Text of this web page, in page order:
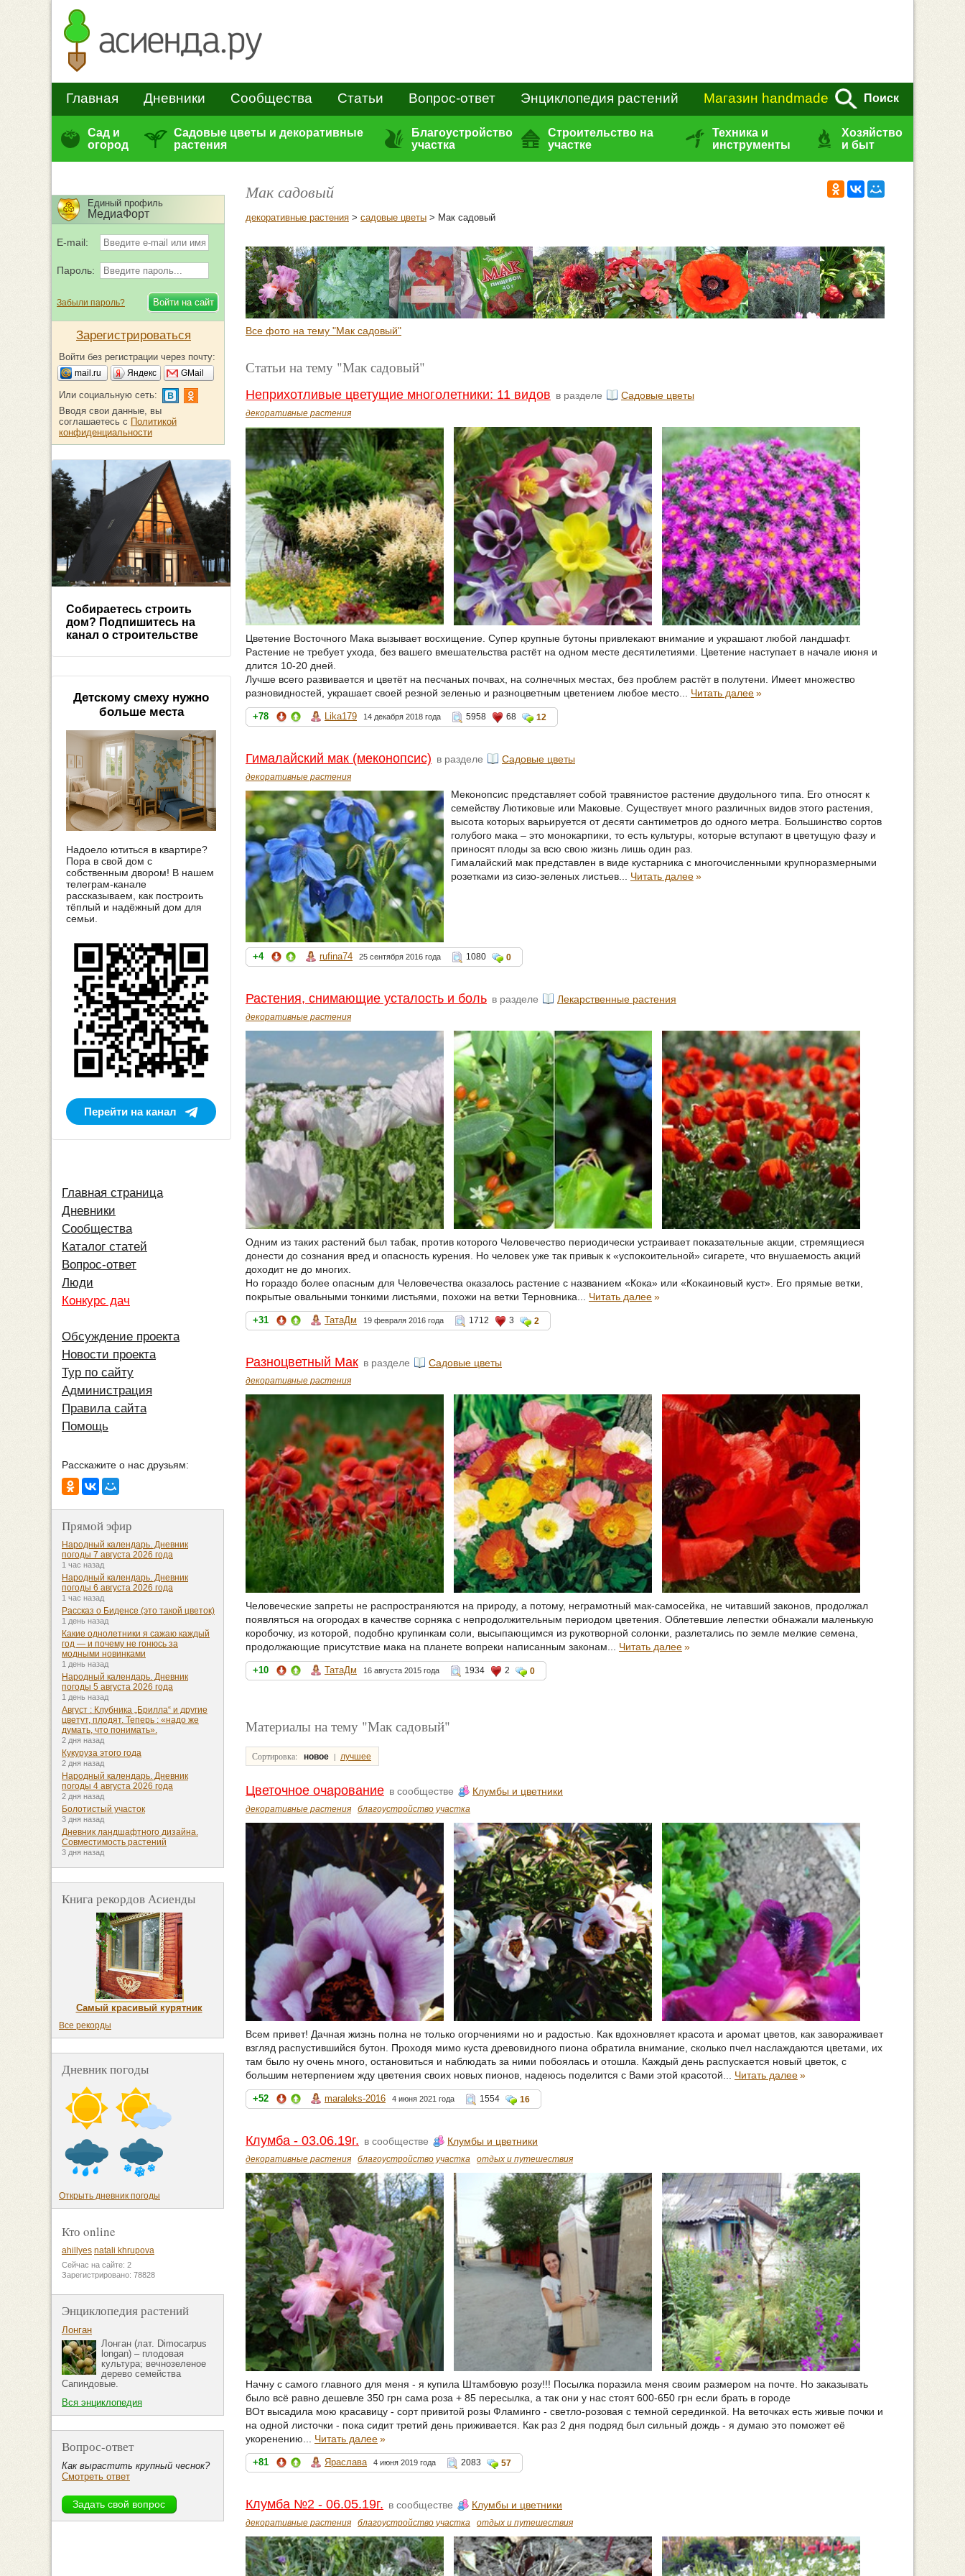
Главная Дневники Сообщества Статьи Вопрос-ответ Энциклопедия растений Магазин handmade Поиск
Сад и
огород
Садовые цветы и декоративные
растения
Благоустройство
участка
Строительство на
участке
Техника и
инструменты
Хозяйство
и быт
Мак садовый
декоративные растения > садовые цветы > Мак садовый
Все фото на тему "Мак садовый"
Статьи на тему "Мак садовый"
Неприхотливые цветущие многолетники: 11 видов в разделе Садовые цветы
декоративные растения
Цветение Восточного Мака вызывает восхищение. Супер крупные бутоны привлекают внимание и украшают любой ландшафт.
Растение не требует ухода, без вашего вмешательства растёт на одном месте десятилетиями. Цветение наступает в начале июня и
длится 10-20 дней.
Лучше всего развивается и цветёт на песчаных почвах, на солнечных местах, без проблем растёт в полутени. Имеет множество
разновидностей, украшает своей резной зеленью и разноцветным цветением любое место... Читать далее»
+78 Lika179 14 декабря 2018 года 5958 68 12
Гималайский мак (меконопсис) в разделе Садовые цветы
декоративные растения
Меконопсис представляет собой травянистое растение двудольного типа. Его относят к
семейству Лютиковые или Маковые. Существует много различных видов этого растения,
высота которых варьируется от десяти сантиметров до одного метра. Большинство сортов
голубого мака – это монокарпики, то есть культуры, которые вступают в цветущую фазу и
приносят плоды за всю свою жизнь лишь один раз.
Гималайский мак представлен в виде кустарника с многочисленными крупноразмерными
розетками из сизо-зеленых листьев... Читать далее»
+4 rufina74 25 сентября 2016 года 1080 0
Растения, снимающие усталость и боль в разделе Лекарственные растения
декоративные растения
Одним из таких растений был табак, против которого Человечество периодически устраивает показательные акции, стремящиеся
донести до сознания вред и опасность курения. Но человек уже так привык к «успокоительной» сигарете, что внушаемость акций
доходит не до многих.
Но гораздо более опасным для Человечества оказалось растение с названием «Кока» или «Кокаиновый куст». Его прямые ветки,
покрытые овальными тонкими листьями, похожи на ветки Терновника... Читать далее»
+31 ТатаДм 19 февраля 2016 года 1712 3 2
Разноцветный Мак в разделе Садовые цветы
декоративные растения
Человеческие запреты не распространяются на природу, а потому, неграмотный мак-самосейка, не читавший законов, продолжал
появляться на огородах в качестве сорняка с непродолжительным периодом цветения. Облетевшие лепестки обнажали маленькую
коробочку, из которой, подобно крупинкам соли, высыпающимся из рукотворной солонки, разлетались по земле мелкие семена,
продолжающие присутствие мака на планете вопреки написанным законам... Читать далее»
+10 ТатаДм 16 августа 2015 года 1934 2 0
Материалы на тему "Мак садовый"
Сортировка: новое | лучшее
Цветочное очарование в сообществе Клумбы и цветники
декоративные растения благоустройство участка
Всем привет! Дачная жизнь полна не только огорчениями но и радостью. Как вдохновляет красота и аромат цветов, как завораживает
взгляд распустившийся бутон. Проходя мимо куста древовидного пиона обратила внимание, сколько пчел наслаждаются цветами, их
там было ну очень много, остановиться и наблюдать за ними побоялась и отошла. Каждый день распускается новый цветок, с
большим нетерпением жду цветения своих новых пионов, надеюсь поделится с Вами этой красотой... Читать далее»
+52 maraleks-2016 4 июня 2021 года 1554 16
Клумба - 03.06.19г. в сообществе Клумбы и цветники
декоративные растения благоустройство участка отдых и путешествия
Начну с самого главного для меня - я купила Штамбовую розу!!! Посылка поразила меня своим размером на почте. Но заказывать
было всё равно дешевле 350 грн сама роза + 85 пересылка, а так они у нас стоят 600-650 грн если брать в городе
ВОт высадила мою красавицу - сорт привитой розы Фламинго - светло-розовая с темной серединкой. На веточках есть живые почки и
на одной листочки - пока сидит третий день приживается. Как раз 2 дня подряд был сильный дождь - я думаю это поможет её
укоренению... Читать далее»
+81 Яраслава 4 июня 2019 года 2083 57
Клумба №2 - 06.05.19г. в сообществе Клумбы и цветники
декоративные растения благоустройство участка отдых и путешествия
Единый профиль
МедиаФорт
E-mail:
Пароль:
Забыли пароль?
Зарегистрироваться
Войти без регистрации через почту:
mail.ru Яндекс GMail
Или социальную сеть:
Вводя свои данные, вы
соглашаетесь с Политикой
конфиденциальности
Собираетесь строить
дом? Подпишитесь на
канал о строительстве
Детскому смеху нужно
больше места
Надоело ютиться в квартире?
Пора в свой дом с
собственным двором! В нашем
телеграм-канале
рассказываем, как построить
тёплый и надёжный дом для
семьи.
Перейти на канал
Главная страница
Дневники
Сообщества
Каталог статей
Вопрос-ответ
Люди
Конкурс дач
Обсуждение проекта
Новости проекта
Тур по сайту
Администрация
Правила сайта
Помощь
Расскажите о нас друзьям:
Прямой эфир
Народный календарь. Дневник
погоды 7 августа 2026 года
1 час назад
Народный календарь. Дневник
погоды 6 августа 2026 года
1 час назад
Рассказ о Биденсе (это такой цветок)
1 день назад
Какие однолетники я сажаю каждый
год — и почему не гонюсь за
модными новинками
1 день назад
Народный календарь. Дневник
погоды 5 августа 2026 года
1 день назад
Август : Клубника „Брилла“ и другие
цветут, плодят. Теперь : «надо же
думать, что понимать».
2 дня назад
Кукуруза этого года
2 дня назад
Народный календарь. Дневник
погоды 4 августа 2026 года
2 дня назад
Болотистый участок
3 дня назад
Дневник ландшафтного дизайна.
Совместимость растений
3 дня назад
Книга рекордов Асиенды
Самый красивый курятник
Все рекорды
Дневник погоды
Открыть дневник погоды
Кто online
ahillyes natali khrupova
Сейчас на сайте: 2
Зарегистрировано: 78828
Энциклопедия растений
Лонган
Лонган (лат. Dimocarpus
longan) – плодовая
культура; вечнозеленое
дерево семейства
Сапиндовые.
Вся энциклопедия
Вопрос-ответ
Как вырастить крупный чеснок?
Смотреть ответ